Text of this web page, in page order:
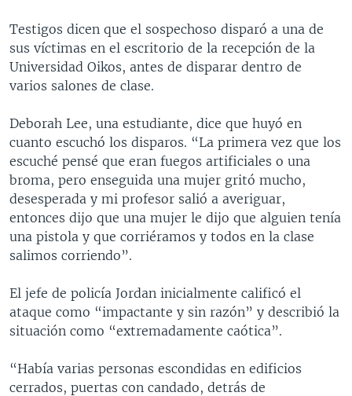
Testigos dicen que el sospechoso disparó a una de
sus víctimas en el escritorio de la recepción de la
Universidad Oikos, antes de disparar dentro de
varios salones de clase.
Deborah Lee, una estudiante, dice que huyó en
cuanto escuchó los disparos. “La primera vez que los
escuché pensé que eran fuegos artificiales o una
broma, pero enseguida una mujer gritó mucho,
desesperada y mi profesor salió a averiguar,
entonces dijo que una mujer le dijo que alguien tenía
una pistola y que corriéramos y todos en la clase
salimos corriendo”.
El jefe de policía Jordan inicialmente calificó el
ataque como “impactante y sin razón” y describió la
situación como “extremadamente caótica”.
“Había varias personas escondidas en edificios
cerrados, puertas con candado, detrás de